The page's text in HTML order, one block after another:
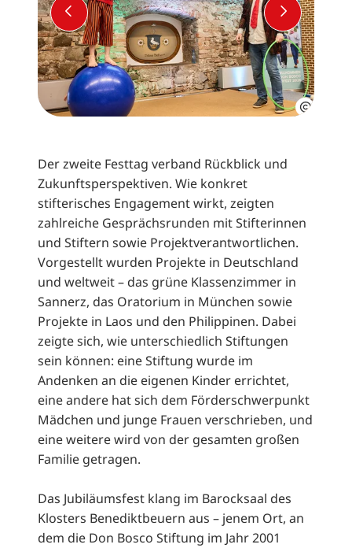
VORHERIGER SLIDE
Der zweite Festtag verband Rückblick und
Zukunftsperspektiven. Wie konkret
stifterisches Engagement wirkt, zeigten
zahlreiche Gesprächsrunden mit Stifterinnen
und Stiftern sowie Projektverantwortlichen.
Vorgestellt wurden Projekte in Deutschland
und weltweit – das grüne Klassenzimmer in
Sannerz, das Oratorium in München sowie
Projekte in Laos und den Philippinen. Dabei
zeigte sich, wie unterschiedlich Stiftungen
sein können: eine Stiftung wurde im
Andenken an die eigenen Kinder errichtet,
eine andere hat sich dem Förderschwerpunkt
Mädchen und junge Frauen verschrieben, und
eine weitere wird von der gesamten großen
Familie getragen.
Das Jubiläumsfest klang im Barocksaal des
Klosters Benediktbeuern aus – jenem Ort, an
dem die Don Bosco Stiftung im Jahr 2001